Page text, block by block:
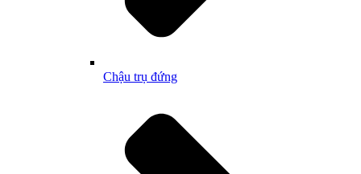
Chậu trụ đứng